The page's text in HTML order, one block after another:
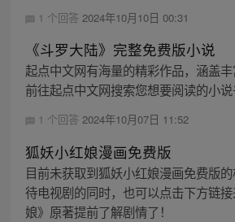
1 个回答 2024年10月10日 00:31
《斗罗大陆》完整免费版小说
起点中文网有海量的精彩作品，涵盖
前往起点中文网搜索您想要阅读的小说
1 个回答 2024年10月07日 11:52
狐妖小红娘漫画免费版
目前未获取到狐妖小红娘漫画免费版
待电视剧的同时，也可以点击下方链
娘》原著提前了解剧情了！